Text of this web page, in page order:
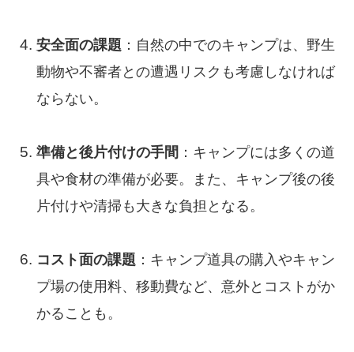
安全面の課題 ：自然の中でのキャンプは、野生
動物や不審者との遭遇リスクも考慮しなければ
ならない。
準備と後片付けの手間 ：キャンプには多くの道
具や食材の準備が必要。また、キャンプ後の後
片付けや清掃も大きな負担となる。
コスト面の課題 ：キャンプ道具の購入やキャン
プ場の使用料、移動費など、意外とコストがか
かることも。